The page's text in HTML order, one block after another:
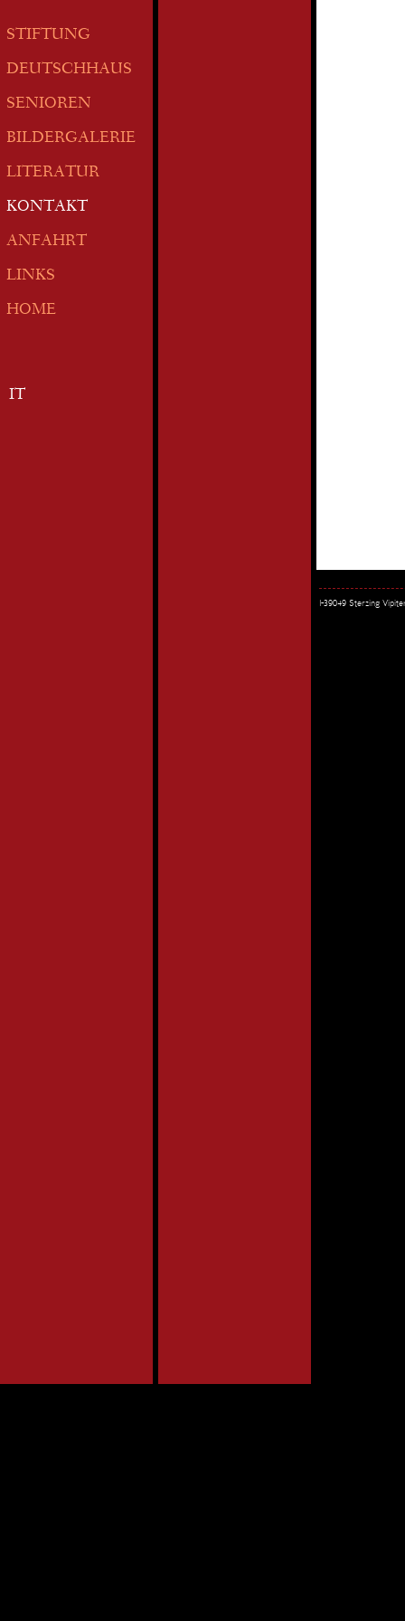
STIFTUNG
DEUTSCHHAUS
SENIOREN
BILDERGALERIE
LITERATUR
KONTAKT
ANFAHRT
LINKS
HOME
IT
I-39049 Sterzing